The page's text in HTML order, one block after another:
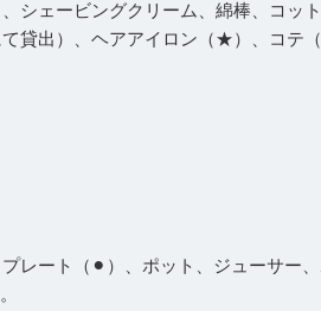
シェービングクリーム、綿棒、コッ
貸出）、ヘアアイロン（★）、コテ
ート（⚫︎）、ポット、ジューサー、